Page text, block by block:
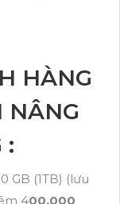
HÀNG
NÂNG
:
GB (1TB) (lưu
400.000